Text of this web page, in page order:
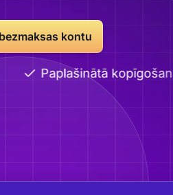
kontu
Paplašinātā kopīgošana